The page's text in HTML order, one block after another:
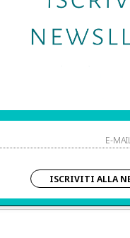
HO LETTO ED ACCETTATO LE
20:00
– 20:00
ISCRIVITI ALLA